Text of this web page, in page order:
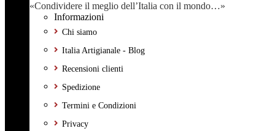
«Condividere il meglio dell’Italia con il mondo…»
Informazioni
Chi siamo
Italia Artigianale - Blog
Recensioni clienti
Spedizione
Termini e Condizioni
Privacy